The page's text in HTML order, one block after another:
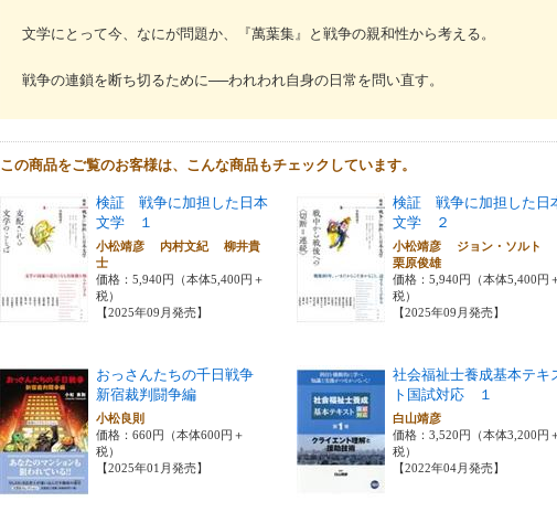
文学にとって今、なにが問題か、『萬葉集』と戦争の親和性から考える。
戦争の連鎖を断ち切るために──われわれ自身の日常を問い直す。
この商品をご覧のお客様は、こんな商品もチェックしています。
検証 戦争に加担した日本
文学 １
小松靖彦 内村文紀 柳井貴
士
価格：5,940円（本体5,400円＋
税）
【2025年09月発売】
検証 戦争に加担した日
文学 ２
小松靖彦 ジョン・ソルト
栗原俊雄
価格：5,940円（本体5,400円
税）
【2025年09月発売】
おっさんたちの千日戦争
新宿裁判闘争編
小松良則
価格：660円（本体600円＋
税）
【2025年01月発売】
社会福祉士養成基本テキ
ト国試対応 １
白山靖彦
価格：3,520円（本体3,200円
税）
【2022年04月発売】